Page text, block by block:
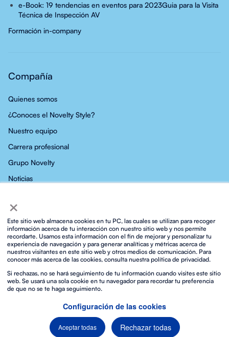
×
Este sitio web almacena cookies en tu PC, las cuales se utilizan para recoger
información acerca de tu interacción con nuestro sitio web y nos permite
recordarte. Usamos esta información con el fin de mejorar y personalizar tu
experiencia de navegación y para generar analíticas y métricas acerca de
nuestros visitantes en este sitio web y otros medios de comunicación. Para
conocer más acerca de las cookies, consulta nuestra política de privacidad.
Si rechazas, no se hará seguimiento de tu información cuando visites este sitio
web. Se usará una sola cookie en tu navegador para recordar tu preferencia
de que no se te haga seguimiento.
Configuración de las cookies
Aceptar todas Rechazar todas
e-Book: 19 tendencias en eventos para 2023Guia para la Visita
Técnica de Inspección AV
Formación in-company
Compañía
Quienes somos
¿Conoces el Novelty Style?
Nuestro equipo
Carrera profesional
Grupo Novelty
Noticias
Política de privacidad
Política de privacidad en Redes Sociales
Política de Cookies
Política integrada ISO
Aviso legal y condiciones de uso
Biosphere Sustainable Lifestyle
Protocolo para la prevención frente al acoso sexual